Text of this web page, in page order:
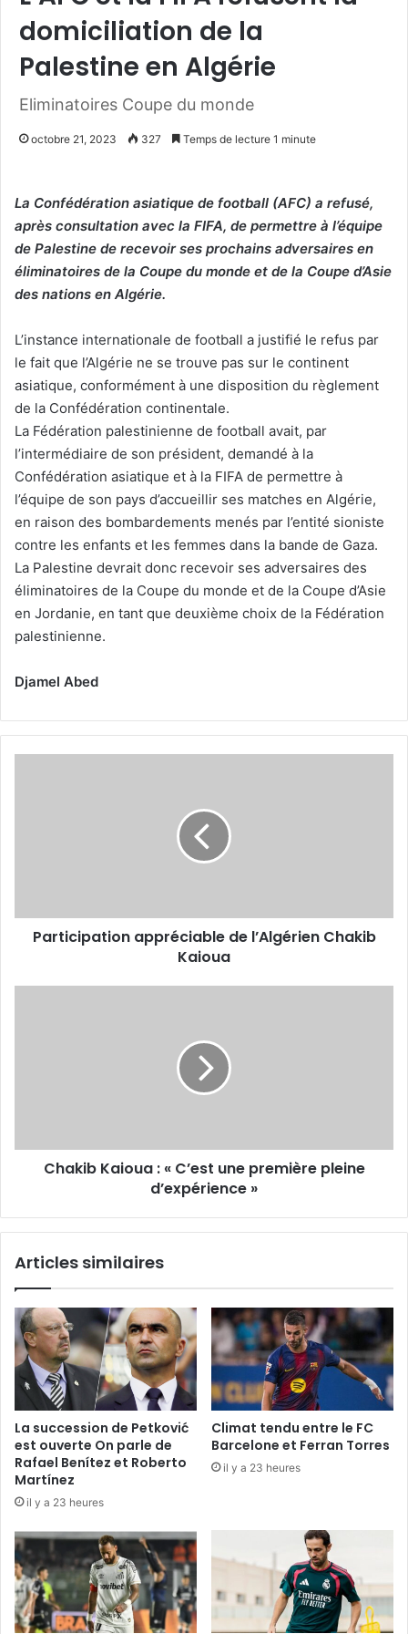
domiciliation de la
Palestine en Algérie
Eliminatoires Coupe du monde
octobre 21, 2023 327 Temps de lecture 1 minute
La Confédération asiatique de football (AFC) a refusé,
après consultation avec la FIFA, de permettre à l’équipe
de Palestine de recevoir ses prochains adversaires en
éliminatoires de la Coupe du monde et de la Coupe d’Asie
des nations en Algérie.
L’instance internationale de football a justifié le refus par
le fait que l’Algérie ne se trouve pas sur le continent
asiatique, conformément à une disposition du règlement
de la Confédération continentale.
La Fédération palestinienne de football avait, par
l’intermédiaire de son président, demandé à la
Confédération asiatique et à la FIFA de permettre à
l’équipe de son pays d’accueillir ses matches en Algérie,
en raison des bombardements menés par l’entité sioniste
contre les enfants et les femmes dans la bande de Gaza.
La Palestine devrait donc recevoir ses adversaires des
éliminatoires de la Coupe du monde et de la Coupe d’Asie
en Jordanie, en tant que deuxième choix de la Fédération
palestinienne.
Djamel Abed
Participation appréciable de l’Algérien Chakib
Kaioua
Chakib Kaioua : « C’est une première pleine
d’expérience »
Articles similaires
La succession de Petković
est ouverte On parle de
Rafael Benítez et Roberto
Martínez
il y a 23 heures
Climat tendu entre le FC
Barcelone et Ferran Torres
il y a 23 heures